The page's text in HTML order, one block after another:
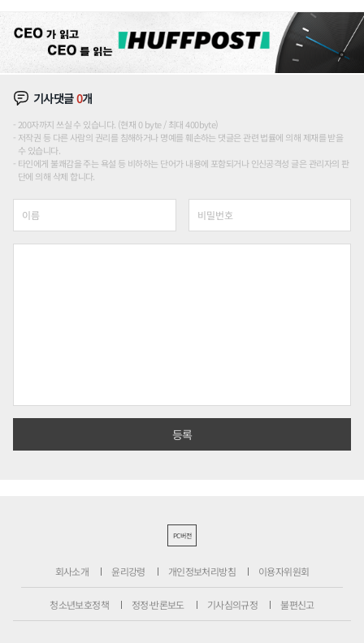
기사댓글0개
200자까지 쓰실 수 있습니다. (현재 0 byte / 최대 400byte)
저작권 등 다른 사람의 권리를 침해하거나 명예를 훼손하는 댓글은 관련 법률에 의해 제재를 받을
수 있습니다.
타인에게 불쾌감을 주는 욕설 등 비하하는 단어가 내용에 포함되거나 인신공격성 글은 관리자의 판
단에 의해 삭제 합니다.
PC버전
회사소개 윤리강령 개인정보처리방침 이용자위원회
청소년보호정책 정정·반론보도 기사심의규정 불편신고